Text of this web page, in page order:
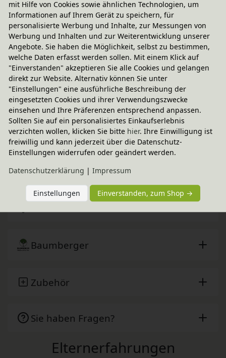
Versand per Spedition
69,95 € innerhalb ...
Lieferbar in 2 - 4 Wochen
Lieferung mit 2-Mann-Spedition bis ins Zimmer
weitere Informationen
Baumberger
Zubehör
Sie haben Fragen?
Elternerfahrungen
mit Hilfe von Cookies sowie ähnlichen Technologien, um
Informationen auf Ihrem Gerät zu speichern, für
personalisierte Werbung und Inhalte, zur Messungen von
Werbung und Inhalten und zur Weiterentwicklung unserer
Angebote. Sie haben die Möglichkeit, selbst zu bestimmen,
welche Daten erfasst werden sollen. Mit einem Klick auf
"Einverstanden" akzeptieren Sie alle Cookies und gelangen
direkt zur Website. Alternativ können Sie unter
"Einstellungen" eine ausführliche Beschreibung der
eingesetzten Cookies und ihrer Verwendungszwecke
einsehen und Ihre Präferenzen entsprechend anpassen.
Sollten Sie auf ein personalisiertes Einkaufserlebnis
verzichten wollen, klicken Sie bitte hier. Ihre Einwilligung ist
freiwillig und kann jederzeit über die Datenschutz-
Einstellungen widerrufen oder geändert werden.
Daten­schutz­erklärung | Impressum
Einstellungen Einverstanden, zum Shop →